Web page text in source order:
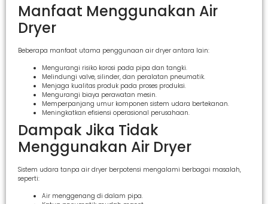
Manfaat Menggunakan Air
Dryer
Beberapa manfaat utama penggunaan air dryer antara lain:
Mengurangi risiko korosi pada pipa dan tangki.
Melindungi valve, silinder, dan peralatan pneumatik.
Menjaga kualitas produk pada proses produksi.
Mengurangi biaya perawatan mesin.
Memperpanjang umur komponen sistem udara bertekanan.
Meningkatkan efisiensi operasional perusahaan.
Dampak Jika Tidak
Menggunakan Air Dryer
Sistem udara tanpa air dryer berpotensi mengalami berbagai masalah,
seperti:
Air menggenang di dalam pipa.